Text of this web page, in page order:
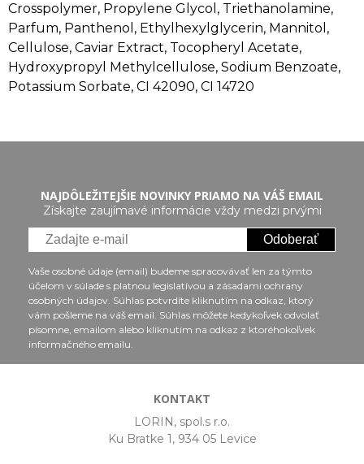
Crosspolymer, Propylene Glycol, Triethanolamine,
Parfum, Panthenol, Ethylhexylglycerin, Mannitol,
Cellulose, Caviar Extract, Tocopheryl Acetate,
Hydroxypropyl Methylcellulose, Sodium Benzoate,
Potassium Sorbate, CI 42090, CI 14720
NAJDÔLEŽITEJŠIE NOVINKY PRIAMO NA VÁŠ EMAIL
Získajte zaujímavé informácie vždy medzi prvými
Odoberať
Vaše osobné údaje (email) budeme spracovávať len za týmto
účelom v súlade s platnou legislatívou a zásadami ochrany
osobných údajov. Súhlas potvrdíte kliknutím na odkaz, ktorý
vám pošleme na váš email. Súhlas môžete kedykoľvek odvolať
písomne, emailom alebo kliknutím na odkaz z ktoréhokoľvek
informačného emailu.
KONTAKT
LORIN, spol.s r.o.
Ku Bratke 1, 934 05 Levice